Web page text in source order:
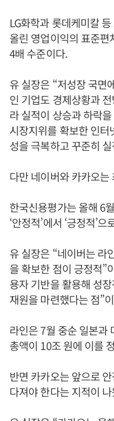
LG화학과 롯데케미칼
올린 영업이익의 표준
4배 수준이다.
유 실장은 “저성장 국면
인 기업도 경제상황과
라 실적이 상승과 하락
시장지위를 확보한 인
성을 극복하고 꾸준히
다만 네이버와 카카오
한국신용평가는 올해 6
‘안정적’에서 ‘긍정적’
유 실장은 “네이버는 라
을 확보한 점이 긍정적”
용자 기반을 활용해 성
재원을 마련했다는 점”
라인은 7월 중순 일본과
총액이 10조 원에 이를
반면 카카오는 앞으로
다져야 한다는 지적이